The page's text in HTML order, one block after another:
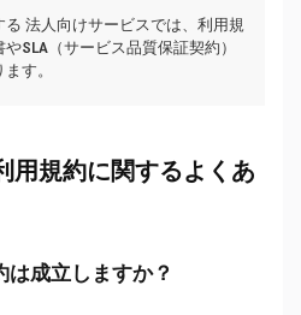
法人向けサービスでは、利用規
SLA（サービス品質保証契約）
す。
用規約に関するよくあ
成立しますか？